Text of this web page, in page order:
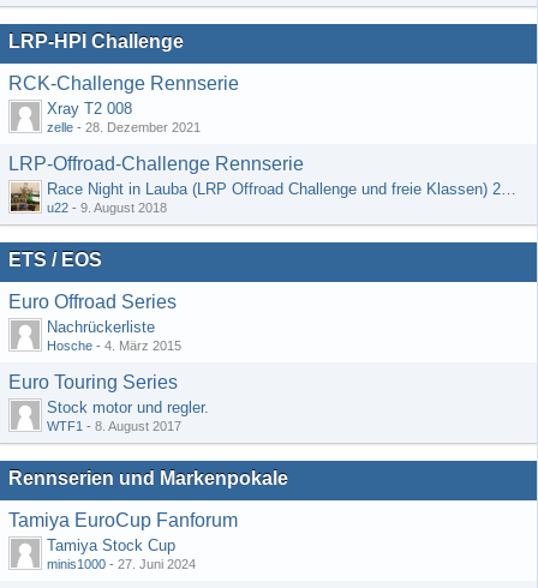
LRP-HPI Challenge
RCK-Challenge Rennserie
Xray T2 008
zelle - 28. Dezember 2021
LRP-Offroad-Challenge Rennserie
Race Night in Lauba (LRP Offroad Challenge und freie Klassen) 25/26.08
u22 - 9. August 2018
ETS / EOS
Euro Offroad Series
Nachrückerliste
Hosche - 4. März 2015
Euro Touring Series
Stock motor und regler.
WTF1 - 8. August 2017
Rennserien und Markenpokale
Tamiya EuroCup Fanforum
Tamiya Stock Cup
minis1000 - 27. Juni 2024